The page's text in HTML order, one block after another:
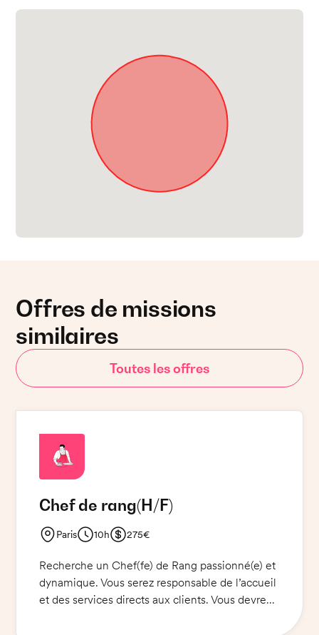
Offres de missions
similaires
Toutes les offres
Chef de rang(H/F)
Paris 10h 275€
Recherche un Chef(fe) de Rang passionné(e) et
dynamique. Vous serez responsable de l’accueil
et des services directs aux clients. Vous devrez